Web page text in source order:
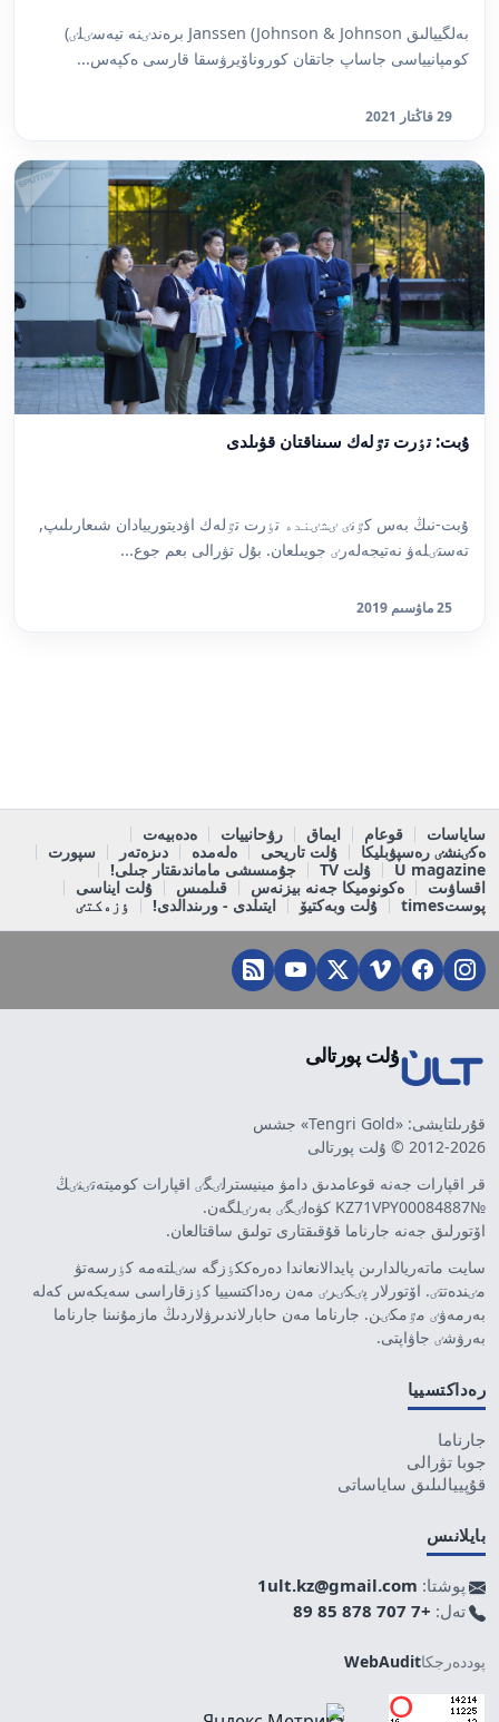
بەلگييالىق Janssen (Johnson & Johnson برەندٸنە تيەسٸلٸ)
كومپانيياسى جاساپ جاتقان كوروناۆيرۋسقا قارسى ەكپەس...
29 قاڭتار 2021
ۇبت: تٶرت تٷلەك سىناقتان قۋىلدى
ۇبت-نىڭ بەس كٷنٸ ٸشٸندە تٶرت تٷلەك اۋديتورييادان شىعارىلىپ,
تەستٸلەۋ نەتيجەلەرٸ جويىلعان. بۇل تۋرالى بعم جوع...
25 ماۋسىم 2019
ساياسات قوعام ايماق رۋحانييات
ەدەبيەت
ەكٸنشٸ رەسپۋبليكا
ۇلت تاريحى ەلەمدە دىزەتەر
سپورت
U magazine
ۇلت TV
جۇمىسشى ماماندىقتار جىلى!
اقساۋىت
ەكونوميكا جەنە بيزنەس قىلمىس
ۇلت ايناسى
پوستtimes
ۇلت وبەكتيۆ ايتىلدى - ورىندالدى! ٶزەكتٸ
ۇلت پورتالى
قۇرىلتايشى: «Tengri Gold» جشس
2012-2026 © ۇلت پورتالى
قر اقپارات جەنە قوعامدىق دامۋ مينيسترلٸگٸ اقپارات كوميتەتٸنٸڭ
№KZ71VPY00084887 كۋەلٸگٸ بەرٸلگەن.
اۆتورلىق جەنە جارناما قۇقىقتارى تولىق ساقتالعان.
سايت ماتەريالدارىن پايدالانعاندا دەرەككٶزگە سٸلتەمە كٶرسەتۋ
مٸندەتتٸ. اۆتورلار پٸكٸرٸ مەن رەداكتسييا كٶزقاراسى سەيكەس كەلە
بەرمەۋٸ مٷمكٸن. جارناما مەن حابارلاندىرۋلاردىڭ مازمۇنىنا جارناما
بەرۋشٸ جاۋاپتى.
رەداكتسييا
جارناما
جوبا تۋرالى
قۇپييالىلىق ساياساتى
بايلانىس
پوشتا: 1ult.kz@gmail.com
تەل: +7 707 878 85 89
پوددەرجكاWebAudit